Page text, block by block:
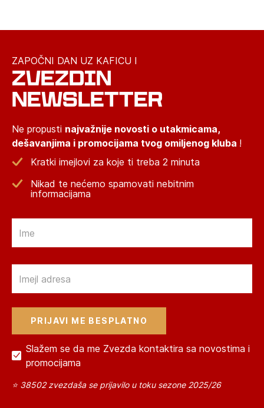
ZAPOČNI DAN UZ KAFICU I
ZVEZDIN
NEWSLETTER
Ne propusti najvažnije novosti o utakmicama,
dešavanjima i promocijama tvog omiljenog kluba !
Kratki imejlovi za koje ti treba 2 minuta
Nikad te nećemo spamovati nebitnim
informacijama
Slažem se da me Zvezda kontaktira sa novostima i
promocijama
⭐ 38502 zvezdaša se prijavilo u toku sezone 2025/26